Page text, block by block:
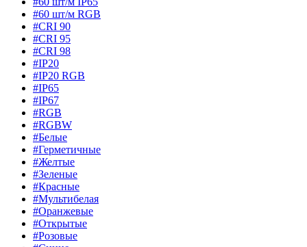
#60 шт/м RGB
#CRI 90
#CRI 95
#CRI 98
#IP20
#IP20 RGB
#IP65
#IP67
#RGB
#RGBW
#Белые
#Герметичные
#Желтые
#Зеленые
#Красные
#Мультибелая
#Оранжевые
#Открытые
#Розовые